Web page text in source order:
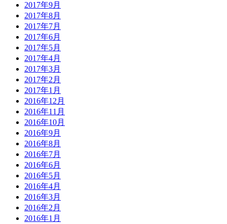
2017年9月
2017年8月
2017年7月
2017年6月
2017年5月
2017年4月
2017年3月
2017年2月
2017年1月
2016年12月
2016年11月
2016年10月
2016年9月
2016年8月
2016年7月
2016年6月
2016年5月
2016年4月
2016年3月
2016年2月
2016年1月